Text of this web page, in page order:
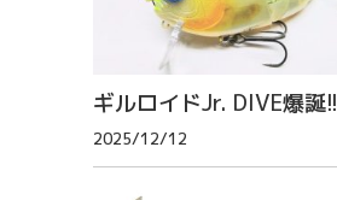
ギルロイドJr. DIVE爆誕!!
2025/12/12